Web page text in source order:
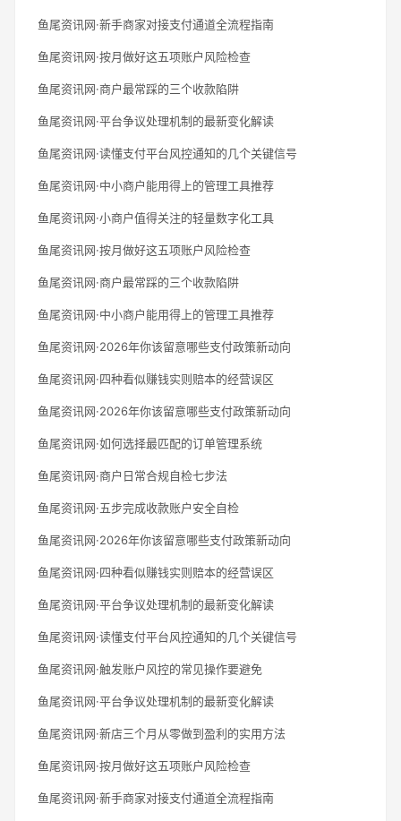
鱼尾资讯网·新手商家对接支付通道全流程指南
鱼尾资讯网·按月做好这五项账户风险检查
鱼尾资讯网·商户最常踩的三个收款陷阱
鱼尾资讯网·平台争议处理机制的最新变化解读
鱼尾资讯网·读懂支付平台风控通知的几个关键信号
鱼尾资讯网·中小商户能用得上的管理工具推荐
鱼尾资讯网·小商户值得关注的轻量数字化工具
鱼尾资讯网·按月做好这五项账户风险检查
鱼尾资讯网·商户最常踩的三个收款陷阱
鱼尾资讯网·中小商户能用得上的管理工具推荐
鱼尾资讯网·2026年你该留意哪些支付政策新动向
鱼尾资讯网·四种看似赚钱实则赔本的经营误区
鱼尾资讯网·2026年你该留意哪些支付政策新动向
鱼尾资讯网·如何选择最匹配的订单管理系统
鱼尾资讯网·商户日常合规自检七步法
鱼尾资讯网·五步完成收款账户安全自检
鱼尾资讯网·2026年你该留意哪些支付政策新动向
鱼尾资讯网·四种看似赚钱实则赔本的经营误区
鱼尾资讯网·平台争议处理机制的最新变化解读
鱼尾资讯网·读懂支付平台风控通知的几个关键信号
鱼尾资讯网·触发账户风控的常见操作要避免
鱼尾资讯网·平台争议处理机制的最新变化解读
鱼尾资讯网·新店三个月从零做到盈利的实用方法
鱼尾资讯网·按月做好这五项账户风险检查
鱼尾资讯网·新手商家对接支付通道全流程指南